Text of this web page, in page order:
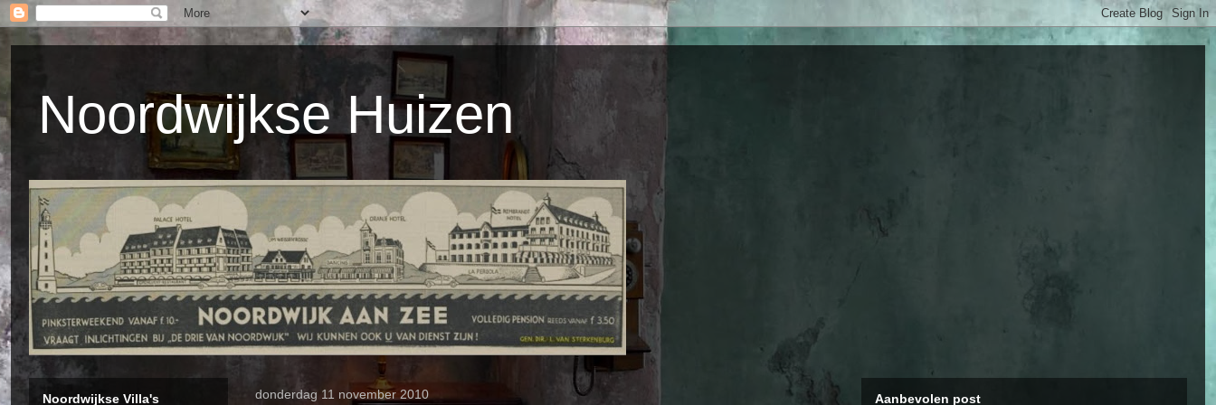
Noordwijkse Huizen
donderdag 11 november 2010
Noordwijkse Villa's Aanbevolen post